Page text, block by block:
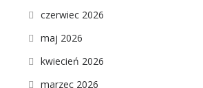
czerwiec 2026
maj 2026
kwiecień 2026
marzec 2026